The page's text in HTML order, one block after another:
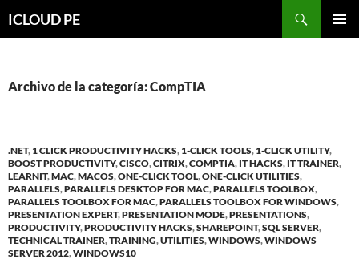
hacia
ICLOUD PE
Archivo de la categoría: CompTIA
.NET, 1 CLICK PRODUCTIVITY HACKS, 1-CLICK TOOLS, 1-CLICK UTILITY,
BOOST PRODUCTIVITY,CISCO,CITRIX,COMPTIA, IT HACKS, IT TRAINER,
LEARNIT,MAC,MACOS,ONE-CLICK TOOL,ONE-CLICK UTILITIES,
PARALLELS,PARALLELS DESKTOP FOR MAC,PARALLELS TOOLBOX,
PARALLELS TOOLBOX FOR MAC,PARALLELS TOOLBOX FOR WINDOWS,
PRESENTATION EXPERT,PRESENTATION MODE,PRESENTATIONS,
PRODUCTIVITY,PRODUCTIVITY HACKS,SHAREPOINT,SQL SERVER,
TECHNICAL TRAINER,TRAINING,UTILITIES,WINDOWS,WINDOWS
SERVER 2012,WINDOWS10